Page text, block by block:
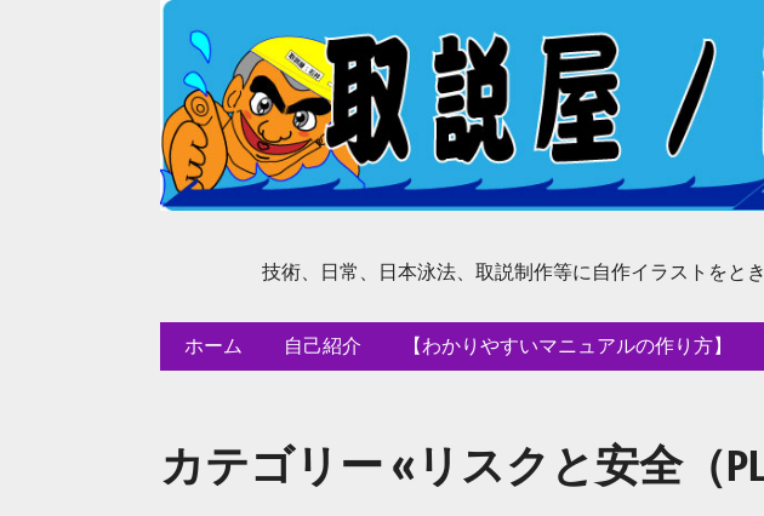
技術、日常、日本泳法、取説制作等に自作イラストをと
ホーム 自己紹介 【わかりやすいマニュアルの作り方】
カテゴリー «リスクと安全（